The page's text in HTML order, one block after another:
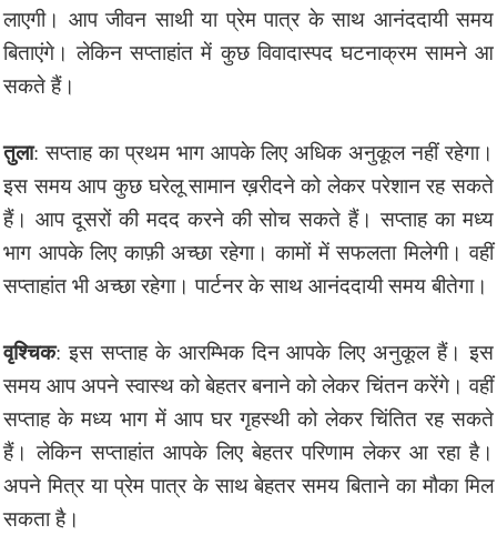
लाएगी। आप जीवन साथी या प्रेम पात्र के साथ आनंददायी समय
बिताएंगे। लेकिन सप्ताहांत में कुछ विवादास्पद घटनाक्रम सामने आ
सकते हैं।
तुला: सप्ताह का प्रथम भाग आपके लिए अधिक अनुकूल नहीं रहेगा।
इस समय आप कुछ घरेलू सामान ख़रीदने को लेकर परेशान रह सकते
हैं। आप दूसरों की मदद करने की सोच सकते हैं। सप्ताह का मध्य
भाग आपके लिए काफ़ी अच्छा रहेगा। कामों में सफलता मिलेगी। वहीं
सप्ताहांत भी अच्छा रहेगा। पार्टनर के साथ आनंददायी समय बीतेगा।
वृश्चिक: इस सप्ताह के आरम्भिक दिन आपके लिए अनुकूल हैं। इस
समय आप अपने स्वास्थ को बेहतर बनाने को लेकर चिंतन करेंगे। वहीं
सप्ताह के मध्य भाग में आप घर गृहस्थी को लेकर चिंतित रह सकते
हैं। लेकिन सप्ताहांत आपके लिए बेहतर परिणाम लेकर आ रहा है।
अपने मित्र या प्रेम पात्र के साथ बेहतर समय बिताने का मौका मिल
सकता है।